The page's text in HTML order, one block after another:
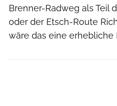
Brenner-Radweg als Teil
oder der Etsch-Route
wäre das eine erhebliche